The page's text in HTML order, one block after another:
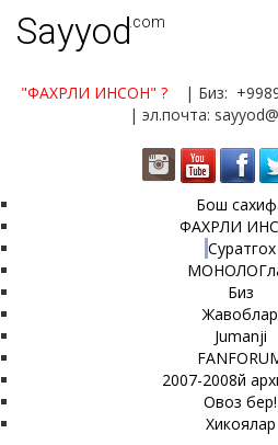
Sayyod.com
"ФАХРЛИ ИНСОН" ?
| Биз:
| эл.почта:
Бош
ФАХРЛИ
Суратгох
Биз
Жавоблар
Jumanji
2007-2008й
Овоз бер!
Хикоялар